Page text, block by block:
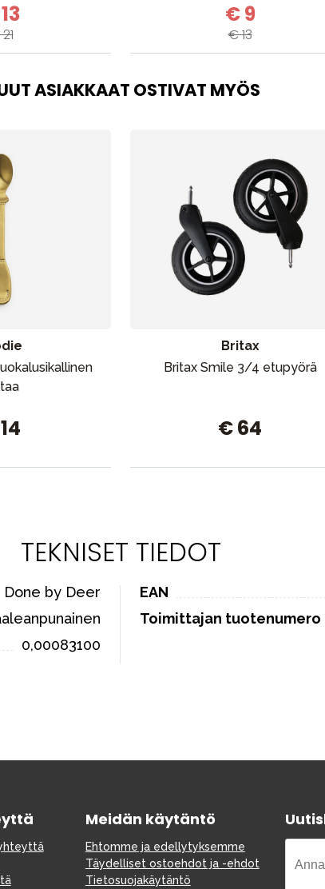
€ 9
€ 13
ASIAKKAAT OSTIVAT MYÖS
Britax
Britax Smile 3/4 etupyörä
€ 64
TEKNISET TIEDOT
Done by Deer
0,00083100
EAN
Toimittajan tuotenumero
Meidän käytäntö
Ehtomme ja edellytyksemme
Täydelliset ostoehdot ja -ehdot
Tietosuojakäytäntö